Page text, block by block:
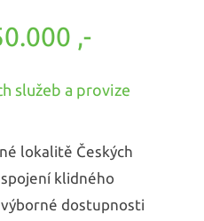
,-
služeb a provize
lokalitě Českých
klidného
dostupnosti